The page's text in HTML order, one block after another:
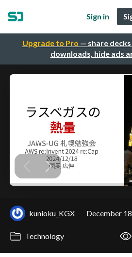
Upgrade to Pro — share
downloads, hide ads
Sign in
kunioku_KGX December
Technology